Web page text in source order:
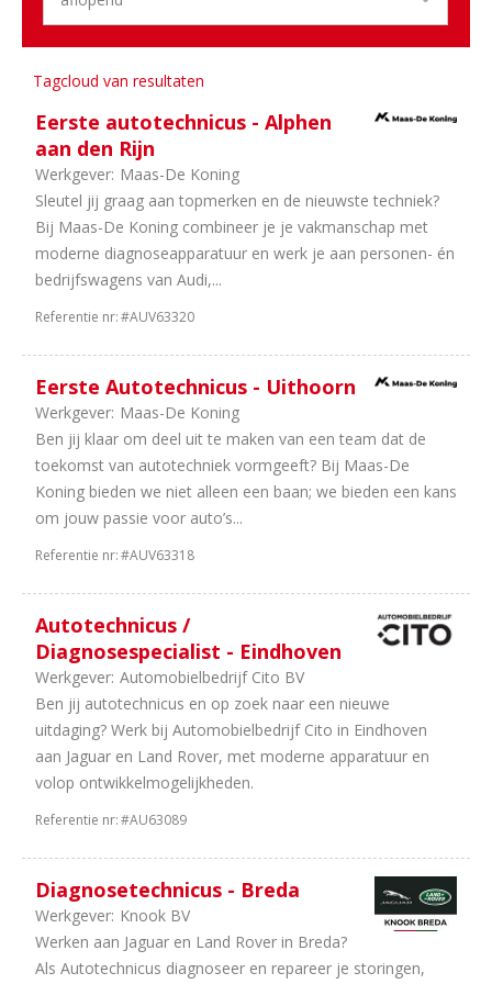
Zeeland
Limburg
Overijssel
Holland
Aantal
uren
40
uur
uur
In
overleg
38
uur
36
uur
24
Tagcloud van resultaten
Eerste autotechnicus - Alphen
aan den Rijn
Werkgever: Maas-De Koning
Sleutel jij graag aan topmerken en de nieuwste techniek?
Bij Maas-De Koning combineer je je vakmanschap met
moderne diagnoseapparatuur en werk je aan personen- én
bedrijfswagens van Audi,...
Referentie nr:#AUV63320
Eerste Autotechnicus - Uithoorn
Werkgever: Maas-De Koning
Ben jij klaar om deel uit te maken van een team dat de
toekomst van autotechniek vormgeeft? Bij Maas-De
Koning bieden we niet alleen een baan; we bieden een kans
om jouw passie voor auto’s...
Referentie nr:#AUV63318
Autotechnicus /
Diagnosespecialist - Eindhoven
Werkgever: Automobielbedrijf Cito BV
Ben jij autotechnicus en op zoek naar een nieuwe
uitdaging? Werk bij Automobielbedrijf Cito in Eindhoven
aan Jaguar en Land Rover, met moderne apparatuur en
volop ontwikkelmogelijkheden.
Referentie nr:#AU63089
Diagnosetechnicus - Breda
Werkgever: Knook BV
Werken aan Jaguar en Land Rover in Breda?
Als Autotechnicus diagnoseer en repareer je storingen,